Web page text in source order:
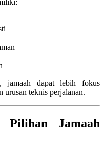
jamaah dapat lebih fokus
urusan teknis perjalanan.
Jamaah